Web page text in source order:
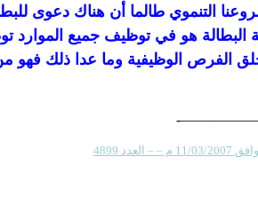
التنموي طالما أن هناك دعوى
هو في توظيف جميع الموارد
الفرص الوظيفية وما عدا ذلك فهو